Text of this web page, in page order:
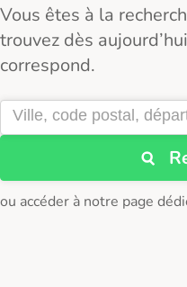
Vous êtes à la
trouvez dès
correspond.
ou accéder à notre page